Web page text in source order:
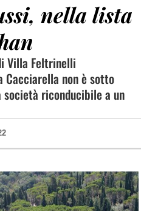
nella lista
Villa Feltrinelli
Cacciarella non è sotto
riconducibile a un